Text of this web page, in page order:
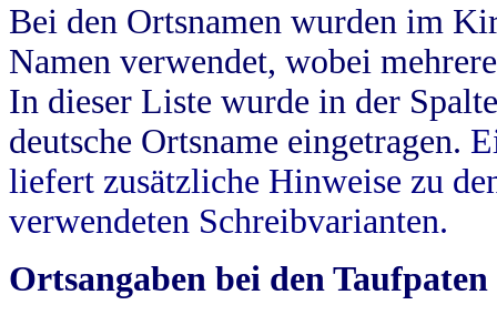
Bei den Ortsnamen wurden im
Namen verwendet, wobei
In dieser Liste wurde in der
deutsche Ortsname eingetragen.
liefert zusätzliche Hinweise zu
verwendeten Schreibvarianten.
Ortsangaben bei den Taufpaten